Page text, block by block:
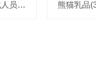
前7月我国跨区域人员流动量近400亿人次